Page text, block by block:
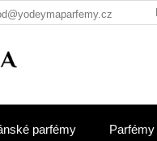
parfémy